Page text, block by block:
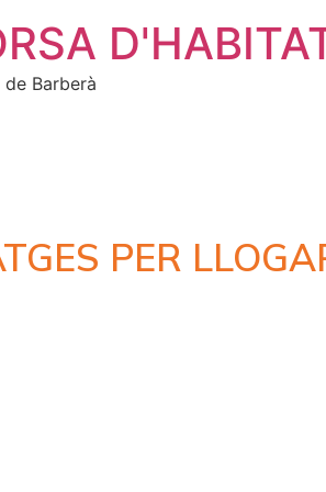
de Barberà
PER